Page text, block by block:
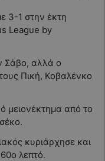
3-1 στην έκτη
League by
Σάβο, αλλά ο
Πική, Κοβαλένκο
μειονέκτημα από το
κυριάρχησε και
λεπτό.